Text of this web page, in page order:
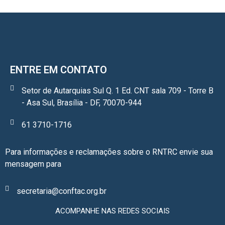
ENTRE EM CONTATO
Setor de Autarquias Sul Q. 1 Ed. CNT sala 709 - Torre B
- Asa Sul, Brasília - DF, 70070-944
61 3710-1716
Para informações e reclamações sobre o RNTRC envie sua
mensagem para
secretaria@conftac.org.br
ACOMPANHE NAS REDES SOCIAIS